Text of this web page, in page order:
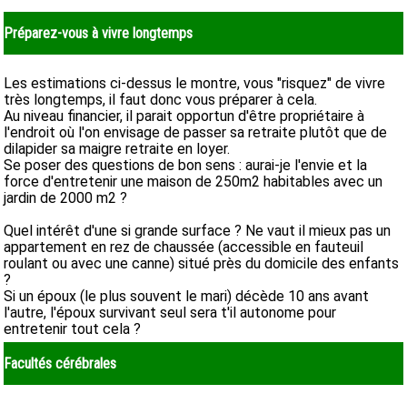
Préparez-vous à vivre longtemps
Les estimations ci-dessus le montre, vous "risquez" de vivre
très longtemps, il faut donc vous préparer à cela.
Au niveau financier, il parait opportun d'être propriétaire à
l'endroit où l'on envisage de passer sa retraite plutôt que de
dilapider sa maigre retraite en loyer.
Se poser des questions de bon sens : aurai-je l'envie et la
force d'entretenir une maison de 250m2 habitables avec un
jardin de 2000 m2 ?
Quel intérêt d'une si grande surface ? Ne vaut il mieux pas un
appartement en rez de chaussée (accessible en fauteuil
roulant ou avec une canne) situé près du domicile des enfants
?
Si un époux (le plus souvent le mari) décède 10 ans avant
l'autre, l'époux survivant seul sera t'il autonome pour
entretenir tout cela ?
Facultés cérébrales